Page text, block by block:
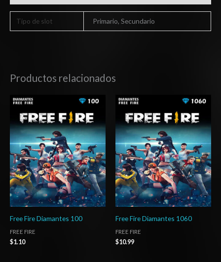
Tipo de slot Primario, Secundario
Productos relacionados
Free Fire Diamantes 100
FREE FIRE
$1.10
Free Fire Diamantes 1060
FREE FIRE
$10.99